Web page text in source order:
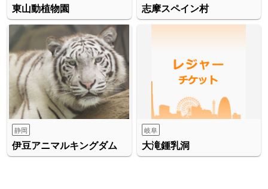
東山動植物園 志摩スペイン村
伊豆アニマルキングダム
静岡
大滝鍾乳洞
岐阜